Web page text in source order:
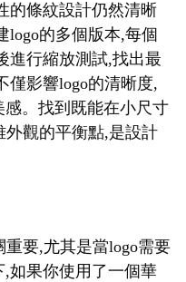
的條紋設計仍然清晰
logo的多個版本,每個
進行縮放測試,找出最
僅影響logo的清晰度,
。找到既能在小尺寸
外觀的平衡點,是設計
要,尤其是當logo需要
如果你使用了一個華